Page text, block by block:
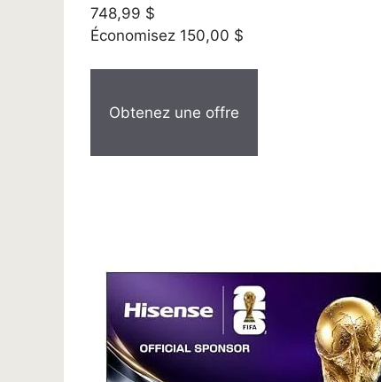
748,99 $
Économisez 150,00 $
Obtenez une offre